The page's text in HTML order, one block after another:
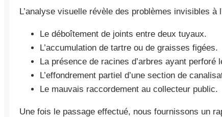
L’analyse visuelle révèle des problèmes invisibles à
Le déboîtement de joints entre deux tuyaux.
L’accumulation de tartre ou de graisses figées.
La présence de racines d’arbres ayant perforé
L’effondrement partiel d’une section de
Le mauvais raccordement au collecteur public.
Une fois le passage effectué, nous fournissons un